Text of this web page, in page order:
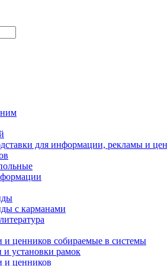
для информации, рекламы и
с карманами
ценников собираемые в системы
и установки рамок
и ценников